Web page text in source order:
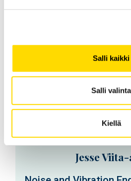
Salli kaikki
Salli valinta
Kiellä
Jesse